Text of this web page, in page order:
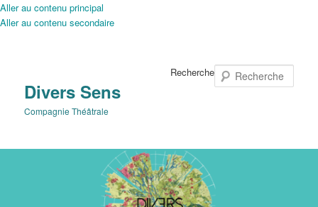
Aller au contenu principal
Aller au contenu secondaire
Divers Sens
Compagnie Théâtrale
Recherche